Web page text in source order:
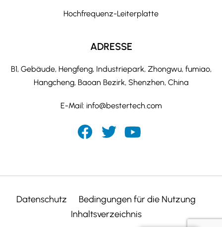
Hochfrequenz-Leiterplatte
ADRESSE
B1, Gebäude, Hengfeng, Industriepark, Zhongwu, fumiao,
Hangcheng, Baoan Bezirk, Shenzhen, China
E-Mail: info@bestertech.com
Datenschutz
Bedingungen für die Nutzung
Inhaltsverzeichnis